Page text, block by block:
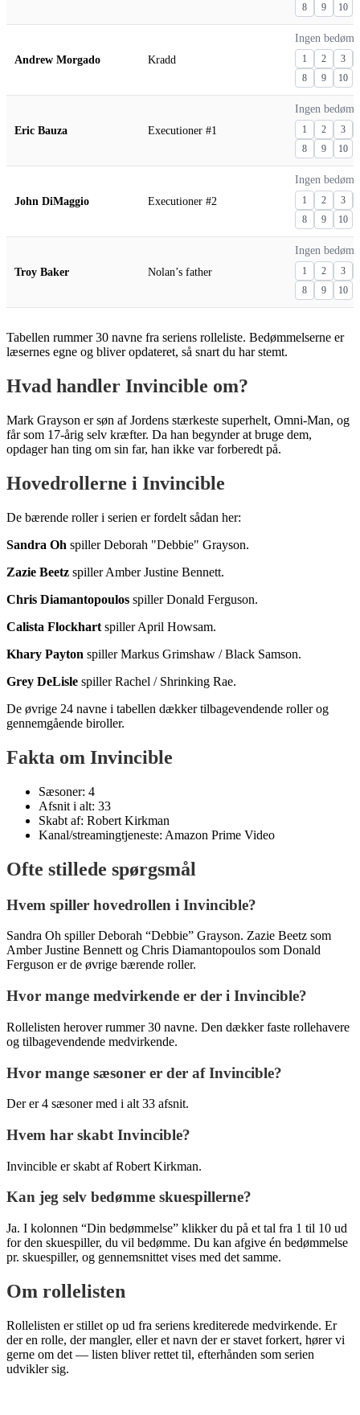
8 9 10
Andrew Morgado Kradd
Ingen
1 2
3
8
9 10
Eric Bauza Executioner #1
Ingen
1 2
3
8
9 10
John DiMaggio Executioner #2
Ingen
1 2
3
8
9 10
Troy Baker Nolan’s father
Ingen
1 2
3
8
9 10
Tabellen rummer 30 navne fra seriens rolleliste. Bedømmelserne er
læsernes egne og bliver opdateret, så snart du har stemt.
Hvad handler Invincible om?
Mark Grayson er søn af Jordens stærkeste superhelt, Omni-Man, og
får som 17-årig selv kræfter. Da han begynder at bruge dem,
opdager han ting om sin far, han ikke var forberedt på.
Hovedrollerne i Invincible
De bærende roller i serien er fordelt sådan her:
Sandra Oh spiller Deborah "Debbie" Grayson.
Zazie Beetz spiller Amber Justine Bennett.
Chris Diamantopoulos spiller Donald Ferguson.
Calista Flockhart spiller April Howsam.
Khary Payton spiller Markus Grimshaw / Black Samson.
Grey DeLisle spiller Rachel / Shrinking Rae.
De øvrige 24 navne i tabellen dækker tilbagevendende roller og
gennemgående biroller.
Fakta om Invincible
Sæsoner: 4
Afsnit i alt: 33
Skabt af: Robert Kirkman
Kanal/streamingtjeneste: Amazon Prime Video
Ofte stillede spørgsmål
Hvem spiller hovedrollen i Invincible?
Sandra Oh spiller Deborah “Debbie” Grayson. Zazie Beetz som
Amber Justine Bennett og Chris Diamantopoulos som Donald
Ferguson er de øvrige bærende roller.
Hvor mange medvirkende er der i Invincible?
Rollelisten herover rummer 30 navne. Den dækker faste rollehavere
og tilbagevendende medvirkende.
Hvor mange sæsoner er der af Invincible?
Der er 4 sæsoner med i alt 33 afsnit.
Hvem har skabt Invincible?
Invincible er skabt af Robert Kirkman.
Kan jeg selv bedømme skuespillerne?
Ja. I kolonnen “Din bedømmelse” klikker du på et tal fra 1 til 10 ud
for den skuespiller, du vil bedømme. Du kan afgive én bedømmelse
pr. skuespiller, og gennemsnittet vises med det samme.
Om rollelisten
Rollelisten er stillet op ud fra seriens krediterede medvirkende. Er
der en rolle, der mangler, eller et navn der er stavet forkert, hører vi
gerne om det — listen bliver rettet til, efterhånden som serien
udvikler sig.